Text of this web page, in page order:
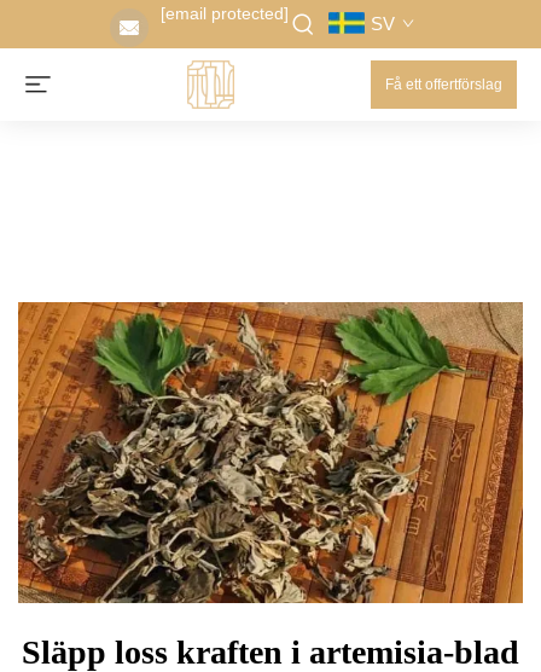
[email protected] SV
Få ett offertförslag
Släpp loss kraften i artemisia-blad